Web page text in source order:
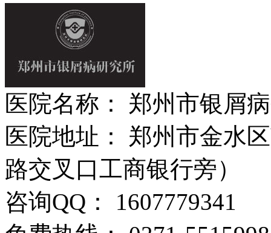
医院名称： 郑州市银屑
医院地址： 郑州市金水
路交叉口工商银行旁）
咨询QQ： 1607779341